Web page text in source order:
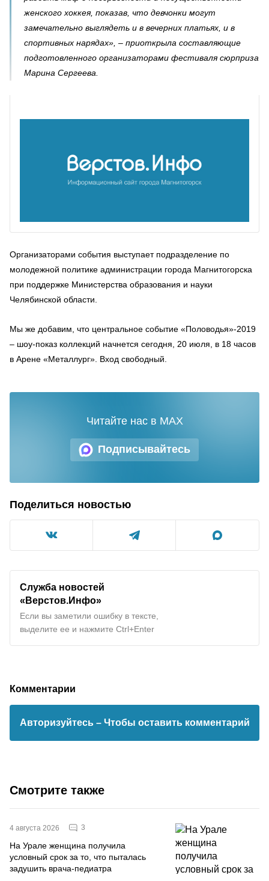
женского хоккея, показав, что девчонки могут
замечательно выглядеть и в вечерних платьях, и в
спортивных нарядах», – приоткрыла составляющие
подготовленного организаторами фестиваля сюрприза
Марина Сергеева.
Организаторами события выступает подразделение по
молодежной политике администрации города Магнитогорска
при поддержке Министерства образования и науки
Челябинской области.
Мы же добавим, что центральное событие «Половодья»-2019
– шоу-показ коллекций начнется сегодня, 20 июля, в 18 часов
в Арене «Металлург». Вход свободный.
Подписывайтесь
Читайте нас в MAX
Поделиться новостью
Служба новостей
«Верстов.Инфо»
Если вы заметили ошибку в тексте,
выделите ее и нажмите Ctrl+Enter
Комментарии
Авторизуйтесь – Чтобы оставить комментарий
Смотрите также
4 августа 2026 3
На Урале женщина получила
условный срок за то, что пыталась
задушить врача-педиатра